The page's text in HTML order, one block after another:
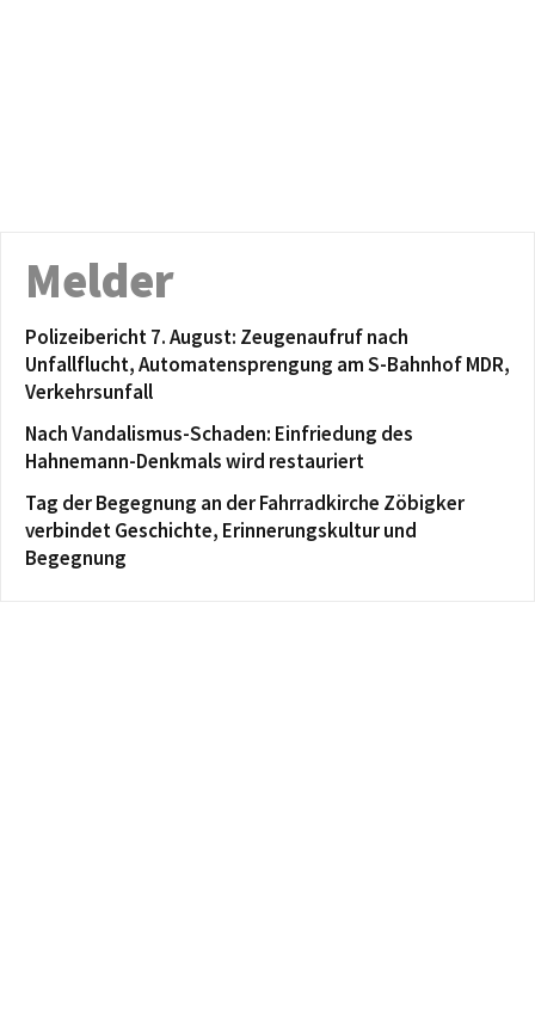
Melder
Polizeibericht 7. August: Zeugenaufruf nach
Unfallflucht, Automatensprengung am S-Bahnhof MDR,
Verkehrsunfall
Nach Vandalismus-Schaden: Einfriedung des
Hahnemann-Denkmals wird restauriert
Tag der Begegnung an der Fahrradkirche Zöbigker
verbindet Geschichte, Erinnerungskultur und
Begegnung